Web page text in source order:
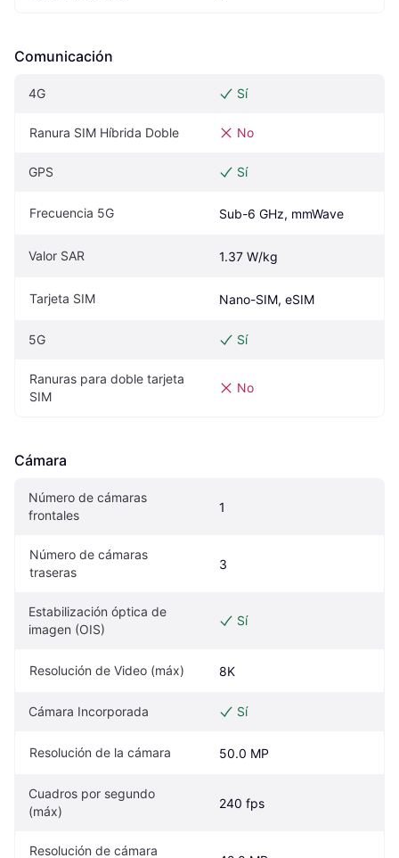
Comunicación
4G Sí
Ranura SIM Híbrida Doble No
GPS Sí
Frecuencia 5G Sub-6 GHz, mmWave
Valor SAR 1.37 W/kg
Tarjeta SIM Nano-SIM, eSIM
5G Sí
Ranuras para doble tarjeta
SIM
No
Cámara
Número de cámaras
frontales
1
Número de cámaras
traseras
3
Estabilización óptica de
imagen (OIS)
Sí
Resolución de Video (máx) 8K
Cámara Incorporada Sí
Resolución de la cámara 50.0 MP
Cuadros por segundo
(máx)
240 fps
Resolución de cámara